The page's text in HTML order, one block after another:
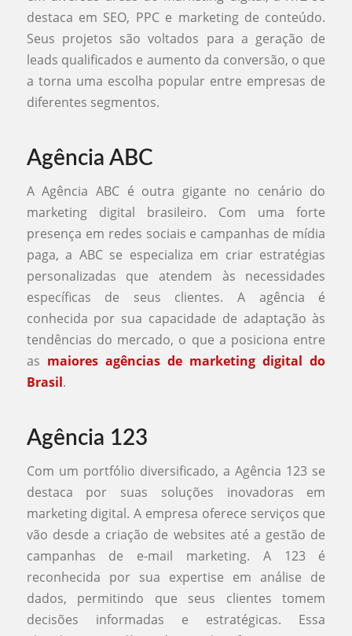
destaca em SEO, PPC e marketing de conteúdo.
Seus projetos são voltados para a geração de
leads qualificados e aumento da conversão, o que
a torna uma escolha popular entre empresas de
diferentes segmentos.
Agência ABC
A Agência ABC é outra gigante no cenário do
marketing digital brasileiro. Com uma forte
presença em redes sociais e campanhas de mídia
paga, a ABC se especializa em criar estratégias
personalizadas que atendem às necessidades
específicas de seus clientes. A agência é
conhecida por sua capacidade de adaptação às
tendências do mercado, o que a posiciona entre
as maiores agências de marketing digital do
Brasil.
Agência 123
Com um portfólio diversificado, a Agência 123 se
destaca por suas soluções inovadoras em
marketing digital. A empresa oferece serviços que
vão desde a criação de websites até a gestão de
campanhas de e-mail marketing. A 123 é
reconhecida por sua expertise em análise de
dados, permitindo que seus clientes tomem
decisões informadas e estratégicas. Essa